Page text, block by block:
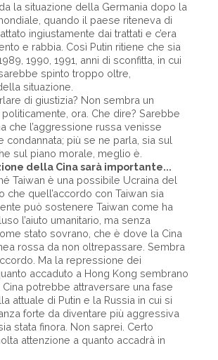
la situazione della Germania dopo la
quando il paese riteneva di
ingiustamente dai trattati e c’era
e rabbia. Così Putin ritiene che sia
1990, 1991, anni di sconfitta, in cui
spinto troppo oltre,
situazione.
di giustizia? Non sembra un
ora. Che dire? Sarebbe
che l’aggressione russa venisse
condannata; più se ne parla, sia sul
sul piano morale, meglio è.
della Cina sarà importante...
Taiwan è una possibile Ucraina del
che quell’accordo con Taiwan sia
può sostenere Taiwan come ha
l’aiuto umanitario, ma senza
stato sovrano, che è dove la Cina
rossa da non oltrepassare. Sembra
Ma la repressione dei
accaduto a Hong Kong sembrano
potrebbe attraversare una fase
attuale di Putin e la Russia in cui si
forte da diventare più aggressiva
stata finora. Non saprei. Certo
attenzione a quanto accadrà in